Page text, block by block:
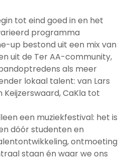
tot eind goed in en het
programma
up bestond uit een mix van
uit de Ter AA-community,
als meer
lokaal talent: van Lars
Keijzerswaard, CaKla tot
een muziekfestival: het is
dóór studenten en
ontmoeting
staan én waar we ons